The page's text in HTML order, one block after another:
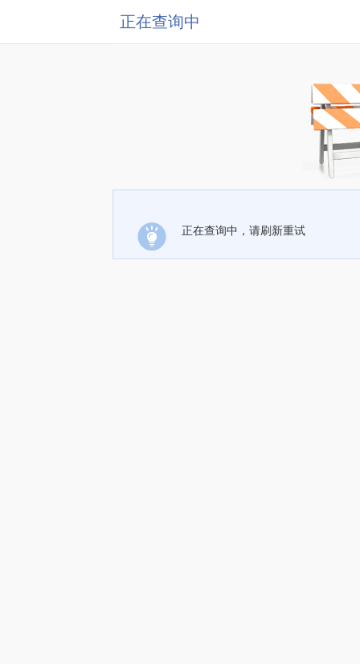
正在查询中
正在查询中，请刷新重试